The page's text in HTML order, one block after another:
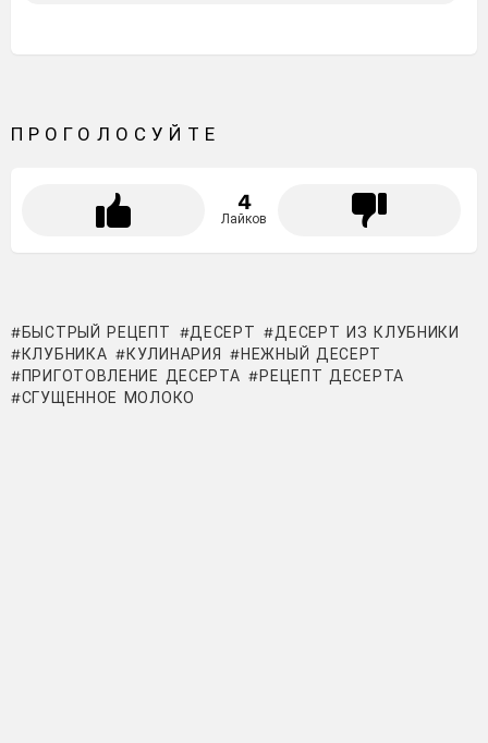
ПРОГОЛОСУЙТЕ
4
Лайков
БЫСТРЫЙ РЕЦЕПТ ДЕСЕРТ
ДЕСЕРТ ИЗ КЛУБНИКИ
КЛУБНИКА
КУЛИНАРИЯ
НЕЖНЫЙ ДЕСЕРТ
ПРИГОТОВЛЕНИЕ ДЕСЕРТА
РЕЦЕПТ ДЕСЕРТА
СГУЩЕННОЕ МОЛОКО